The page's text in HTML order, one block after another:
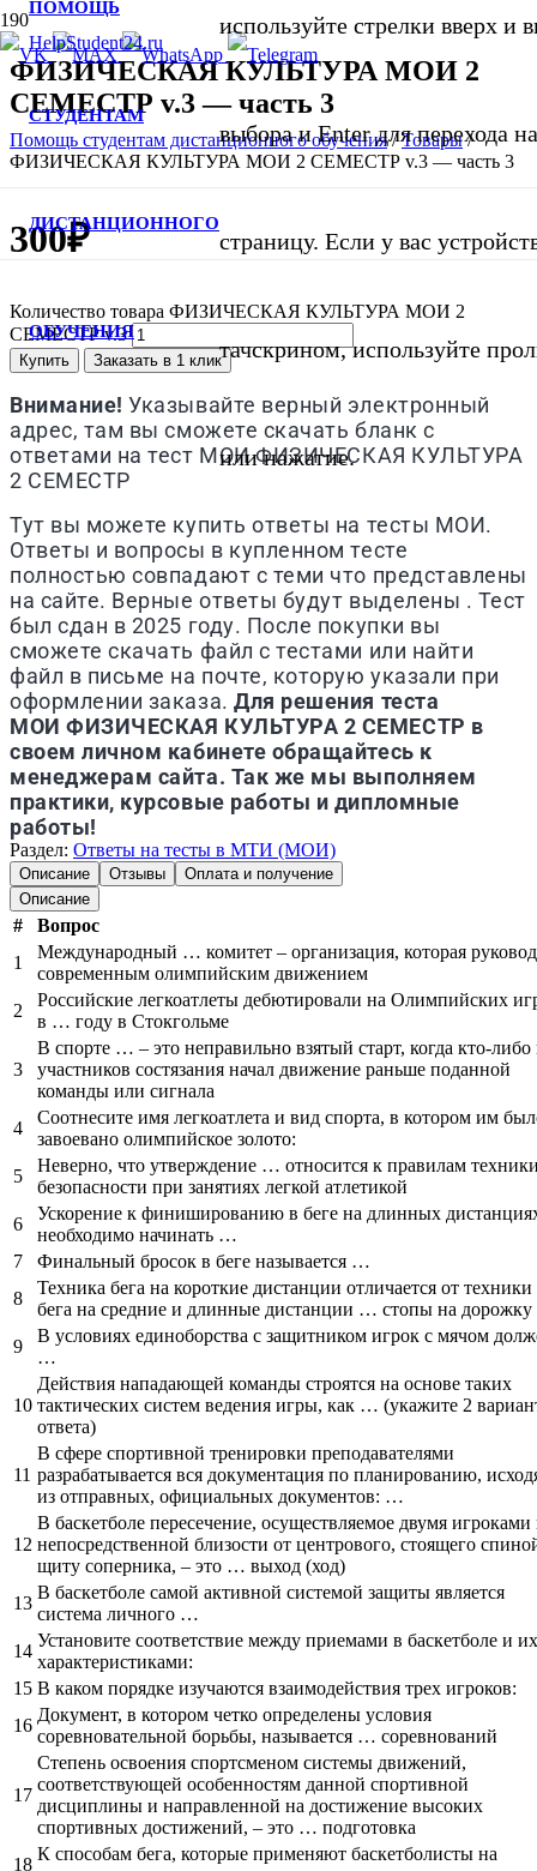
ПОМОЩЬ
СТУДЕНТАМ
ДИСТАНЦИОННОГО
ОБУЧЕНИЯ
используйте стрелки вверх и
выбора и Enter для перехода
страницу. Если у вас
тачскрином, используйте
или нажатие.
ФИЗИЧЕСКАЯ КУЛЬТУРА МОИ 2
СЕМЕСТР v.3 — часть 3
Помощь студентам дистанционного обучения/Товары/
ФИЗИЧЕСКАЯ КУЛЬТУРА МОИ 2 СЕМЕСТР v.3 — часть 3
300₽
Количество товара ФИЗИЧЕСКАЯ КУЛЬТУРА МОИ 2
СЕМЕСТР v.3
Купить Заказать в 1 клик
Внимание! Указывайте верный электронный
адрес, там вы сможете скачать бланк с
ответами на тест МОИ ФИЗИЧЕСКАЯ КУЛЬТУРА
2 СЕМЕСТР
Тут вы можете купить ответы на тесты МОИ.
Ответы и вопросы в купленном тесте
полностью совпадают с теми что представлены
на сайте. Верные ответы будут выделены . Тест
был сдан в 2025 году. После покупки вы
сможете скачать файл с тестами или найти
файл в письме на почте, которую указали при
оформлении заказа.Для решения теста
МОИ ФИЗИЧЕСКАЯ КУЛЬТУРА 2 СЕМЕСТР в
своем личном кабинете обращайтесь к
менеджерам сайта. Так же мы выполняем
практики, курсовые работы и дипломные
работы!
Раздел: Ответы на тесты в МТИ (МОИ)
Описание Отзывы
Оплата и получение
Описание
#
Вопрос
1
Международный … комитет – организация, которая
современным олимпийским движением
2
Российские легкоатлеты дебютировали на Олимпийских
в … году в Стокгольме
3
В спорте … – это неправильно взятый старт, когда кто-либо
участников состязания начал движение раньше поданной
команды или сигнала
4
Соотнесите имя легкоатлета и вид спорта, в котором им
завоевано олимпийское золото:
5
Неверно, что утверждение … относится к правилам
безопасности при занятиях легкой атлетикой
6
Ускорение к финишированию в беге на длинных
необходимо начинать …
7
Финальный бросок в беге называется …
8
Техника бега на короткие дистанции отличается от техники
бега на средние и длинные дистанции … стопы на дорожку
9
В условиях единоборства с защитником игрок с мячом
…
10
Действия нападающей команды строятся на основе таких
тактических систем ведения игры, как … (укажите 2
ответа)
11
В сфере спортивной тренировки преподавателями
разрабатывается вся документация по планированию,
из отправных, официальных документов: …
12
В баскетболе пересечение, осуществляемое двумя игроками
непосредственной близости от центрового, стоящего
щиту соперника, – это … выход (ход)
13
В баскетболе самой активной системой защиты является
система личного …
14
Установите соответствие между приемами в баскетболе и их
характеристиками:
15 В каком порядке изучаются взаимодействия трех игроков:
16
Документ, в котором четко определены условия
соревновательной борьбы, называется … соревнований
17
Степень освоения спортсменом системы движений,
соответствующей особенностям данной спортивной
дисциплины и направленной на достижение высоких
спортивных достижений, – это … подготовка
18
К способам бега, которые применяют баскетболисты на